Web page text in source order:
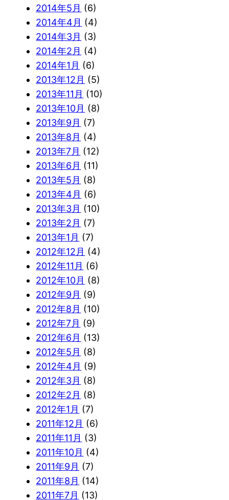
2014年5月 (6)
2014年4月 (4)
2014年3月 (3)
2014年2月 (4)
2014年1月 (6)
2013年12月 (5)
2013年11月 (10)
2013年10月 (8)
2013年9月 (7)
2013年8月 (4)
2013年7月 (12)
2013年6月 (11)
2013年5月 (8)
2013年4月 (6)
2013年3月 (10)
2013年2月 (7)
2013年1月 (7)
2012年12月 (4)
2012年11月 (6)
2012年10月 (8)
2012年9月 (9)
2012年8月 (10)
2012年7月 (9)
2012年6月 (13)
2012年5月 (8)
2012年4月 (9)
2012年3月 (8)
2012年2月 (8)
2012年1月 (7)
2011年12月 (6)
2011年11月 (3)
2011年10月 (4)
2011年9月 (7)
2011年8月 (14)
2011年7月 (13)